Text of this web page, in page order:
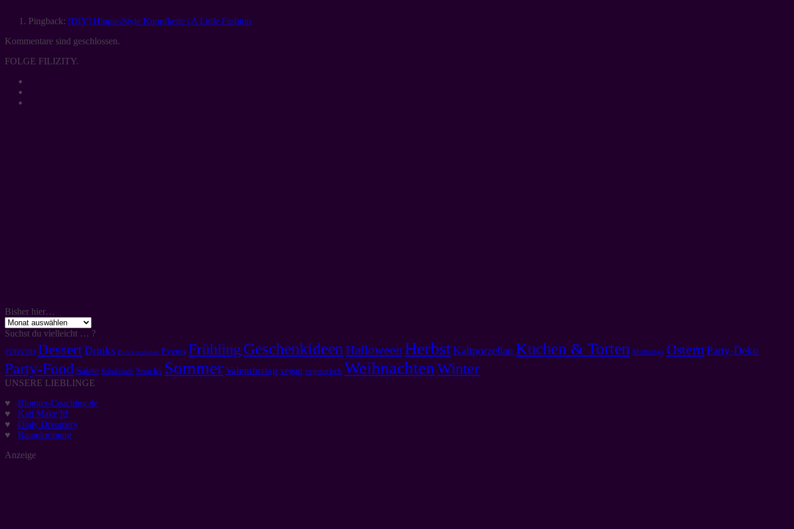
Pingback: [DIY] Hippie-Style Knopfkette | A Little Fashion
Kommentare sind geschlossen.
FOLGE FILIZITY.
Bisher hier…
Bisher
hier…
Suchst du vielleicht … ?
#DBVDH DessertDrinks Druckvorlagen Events Frühling Geschenkideen HalloweenHerbstKaltporzellan Kuchen & Torten Muttertag Ostern Party-Deko
Party-Food Salate Schokolade Snacks Sommer Valentinstag vegan vegetarisch Weihnachten Winter
UNSERE LIEBLINGE
♥ Blogger-Coaching.de
♥ Kati Make It!
♥ Daily Dreamery
♥ Raumkrönung
Anzeige